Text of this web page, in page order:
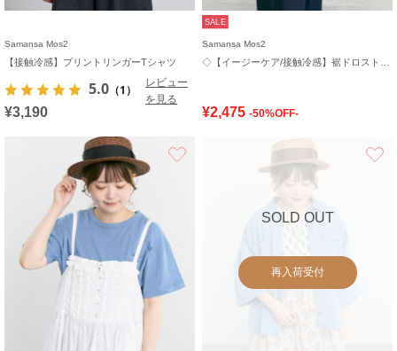
Samansa Mos2
【接触冷感】プリントリンガーTシャツ
5.0 （1）
レビュー
を見る
¥3,190
SALE
Samansa Mos2
¥2,475 -50%OFF-
SOLD OUT
再入荷受付